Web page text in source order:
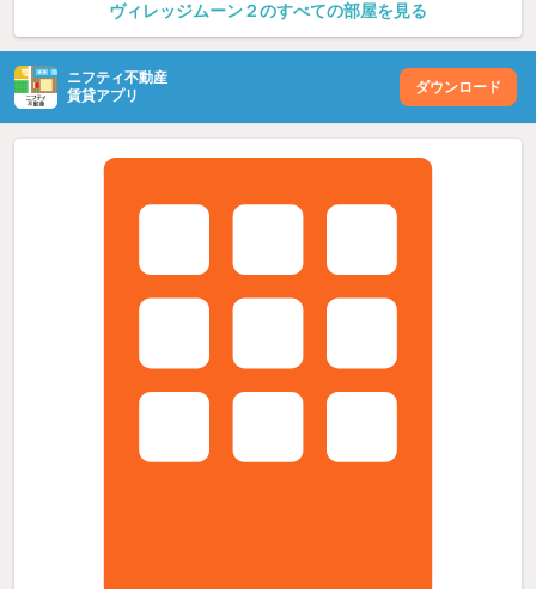
ヴィレッジムーン２のすべての部屋を見る
ニフティ不動産
賃貸アプリ
ダウンロード